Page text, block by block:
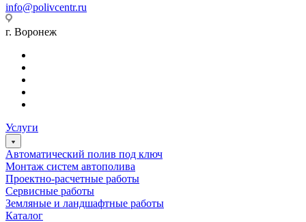
info@polivcentr.ru
г. Воронеж
Услуги
Автоматический полив под ключ
Монтаж систем автополива
Проектно-расчетные работы
Сервисные работы
Земляные и ландшафтные работы
Каталог